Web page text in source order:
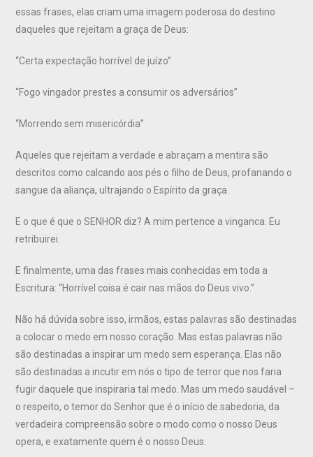
essas frases, elas criam uma imagem poderosa do destino
daqueles que rejeitam a graça de Deus:
“Certa expectação horrível de juízo”
“Fogo vingador prestes a consumir os adversários”
“Morrendo sem misericórdia”
Aqueles que rejeitam a verdade e abraçam a mentira são
descritos como calcando aos pés o filho de Deus, profanando o
sangue da aliança, ultrajando o Espírito da graça.
E o que é que o SENHOR diz? A mim pertence a vinganca. Eu
retribuirei.
E finalmente, uma das frases mais conhecidas em toda a
Escritura: “Horrível coisa é cair nas mãos do Deus vivo.”
Não há dúvida sobre isso, irmãos, estas palavras são destinadas
a colocar o medo em nosso coração. Mas estas palavras não
são destinadas a inspirar um medo sem esperança. Elas não
são destinadas a incutir em nós o tipo de terror que nos faria
fugir daquele que inspiraria tal medo. Mas um medo saudável –
o respeito, o temor do Senhor que é o início de sabedoria, da
verdadeira compreensão sobre o modo como o nosso Deus
opera, e exatamente quem é o nosso Deus.